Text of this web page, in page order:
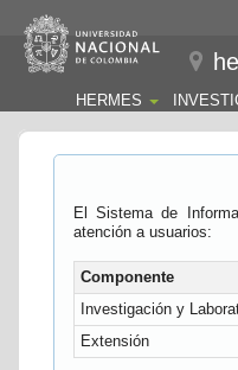
HERMES
El Sistema de
atención a usuarios:
Componente
Investigación y
Extensión